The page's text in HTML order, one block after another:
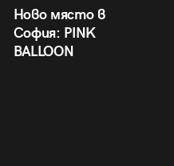
Ново място в
София: PINK
BALLOON